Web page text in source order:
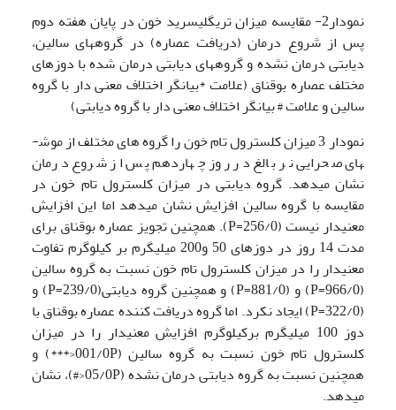
نمودار2- مقایسه میزان تری­گلیسرید خون در پایان هفته دوم
پس از شروع درمان (دریافت عصاره) در گروه­های سالین،
دیابتی درمان نشده و گروه­های دیابتی درمان شده با دوزهای
مختلف عصاره بوقناق (علامت *بیانگر اختلاف معنی دار با گروه
سالین و علامت # بیانگر اختلاف معنی دار با گروه دیابتی)
نمودار 3 میزان کلسترول تام خون را گروه های مختلف از موش­
های صحرایی نر بالغ در روز چهاردهم پس از شروع درمان
نشان می­دهد. گروه دیابتی در میزان کلسترول تام خون در
مقایسه با گروه سالین افزایش نشان می­دهد اما این افزایش
معنی­دار نیست (256/0=P). همچنین تجویز عصاره بوقناق برای
مدت 14 روز در دوزهای 50 و200 میلی­گرم بر کیلوگرم تفاوت
معنی­دار را در میزان کلسترول تام خون نسبت به گروه سالین
(966/0=P) و (881/0=P) و همچنین گروه دیابتی(239/0=P) و
(322/0=P) ایجاد نکرد. اما گروه دریافت کننده عصاره بوقناق با
دوز 100 میلی­گرم برکیلوگرم افزایش معنی­دار را در میزان
کلسترول تام خون نسبت به گروه سالین (001/0P<***) و
همچنین نسبت به گروه دیابتی درمان نشده (05/0P<#)، نشان
می­دهد.